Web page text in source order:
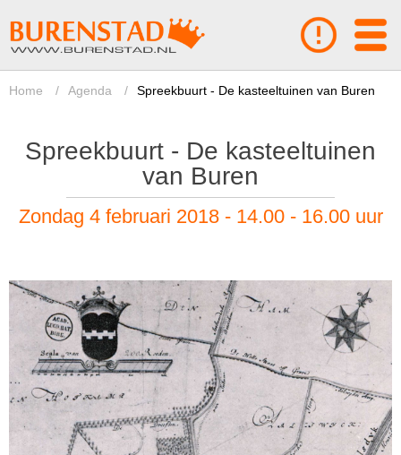
Home / Agenda / Spreekbuurt - De kasteeltuinen van Buren
Spreekbuurt - De kasteeltuinen
van Buren
Zondag 4 februari 2018 - 14.00 - 16.00 uur